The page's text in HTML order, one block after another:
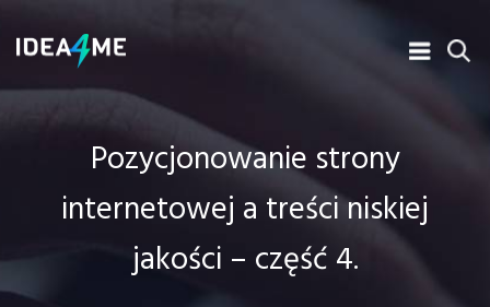
Pozycjonowanie strony
internetowej a treści niskiej
jakości – część 4.